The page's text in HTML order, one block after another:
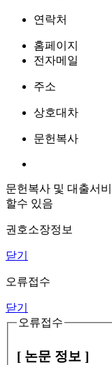
연락처
홈페이지
전자메일
주소
상호대차
문헌복사
문헌복사 및 대출서
할수 있음
권호소장정보
닫기
오류접수
닫기
오류접수
[ 논문 정보 ]